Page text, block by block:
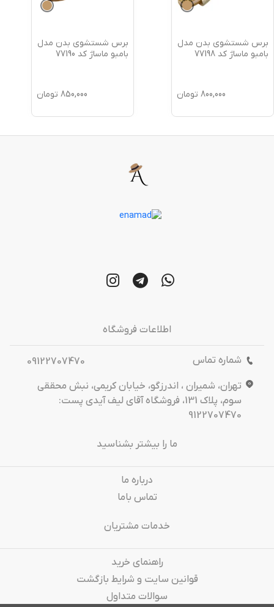
برس شستشوی بدن مدل
بامبو ماساژ کد 77198
800,000 تومان
برس شستشوی بدن مدل
بامبو ماساژ کد 77190
850,000 تومان
اطلاعات فروشگاه
شماره تماس
09122707470
تهران، شمیران ، اندرزگو، خیابان کریمی، نبش محققی
سوم، پلاک 131، فروشگاه آقای لیف آیدی پست:
9122707470
ما را بیشتر بشناسید
درباره‌ ما
تماس باما
خدمات مشتریان
راهنمای خرید
قوانین سایت و شرایط بازگشت
سوالات متداول